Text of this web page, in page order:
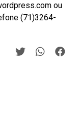
ou
(71)3264-